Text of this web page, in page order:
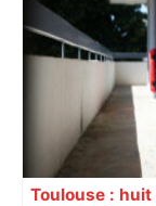
une lueur
Toulouse ? –
Toulouse :